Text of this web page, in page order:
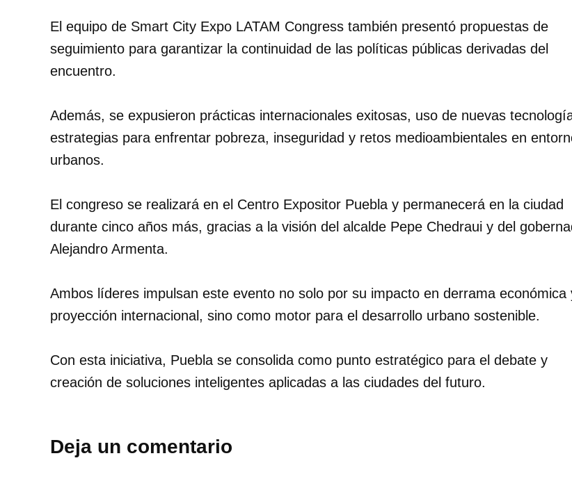
El equipo de Smart City Expo LATAM Congress también presentó propuestas de
seguimiento para garantizar la continuidad de las políticas públicas derivadas del
encuentro.
Además, se expusieron prácticas internacionales exitosas, uso de nuevas
estrategias para enfrentar pobreza, inseguridad y retos medioambientales en
urbanos.
El congreso se realizará en el Centro Expositor Puebla y permanecerá en la ciudad
durante cinco años más, gracias a la visión del alcalde Pepe Chedraui y del
Alejandro Armenta.
Ambos líderes impulsan este evento no solo por su impacto en derrama económica
proyección internacional, sino como motor para el desarrollo urbano sostenible.
Con esta iniciativa, Puebla se consolida como punto estratégico para el debate y
creación de soluciones inteligentes aplicadas a las ciudades del futuro.
Deja un comentario